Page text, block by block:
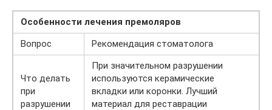
Особенности лечения премоляров
Вопрос
Рекомендация стоматолога
Что делать
при
разрушении
При значительном разрушении
используются керамические
вкладки или коронки. Лучший
материал для реставрации